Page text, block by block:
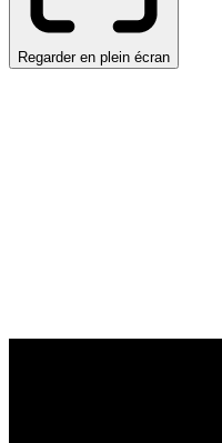
Regarder en plein écran